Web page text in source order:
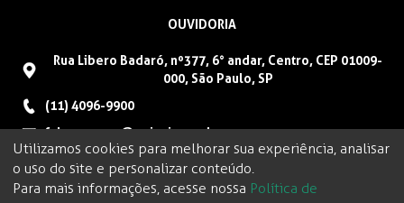
OUVIDORIA
Rua Libero Badaró, nº377, 6° andar, Centro, CEP 01009-
000, São Paulo, SP
(11) 4096-9900
faleconosco@poiesis.org.br
Utilizamos cookies para melhorar sua experiência, analisar
o uso do site e personalizar conteúdo.
Para mais informações, acesse nossa Política de